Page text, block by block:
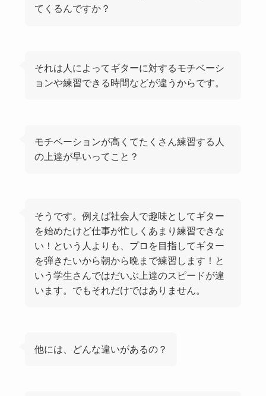
てくるんですか？
それは人によってギターに対するモチベーシ
ョンや練習できる時間などが違うからです。
モチベーションが高くてたくさん練習する人
の上達が早いってこと？
そうです。例えば社会人で趣味としてギター
を始めたけど仕事が忙しくあまり練習できな
い！という人よりも、プロを目指してギター
を弾きたいから朝から晩まで練習します！と
いう学生さんではだいぶ上達のスピードが違
います。でもそれだけではありません。
他には、どんな違いがあるの？